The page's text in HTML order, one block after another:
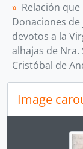
Relación que
Donaciones
devotos a la
alhajas de
Cristóbal de
Image